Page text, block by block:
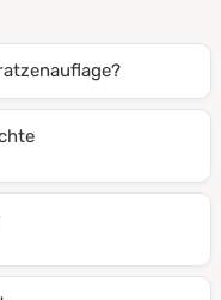
und in die Matratze
die Matratze gelegt,
schützen.
an der Matratze
mit seinem 5-